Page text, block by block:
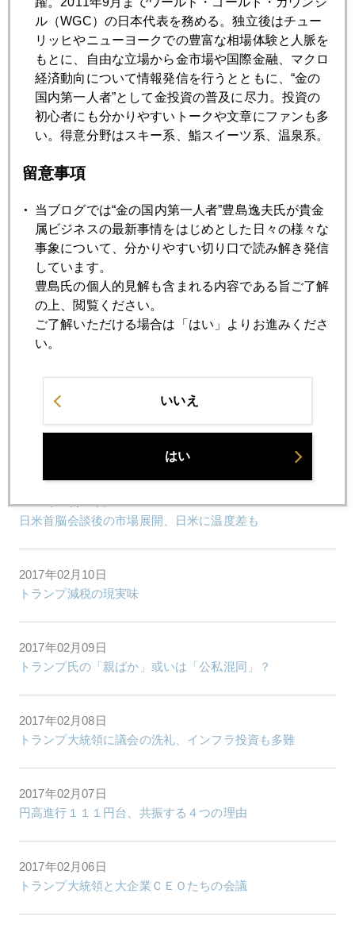
ＦＲＢ、利上げしたくても出来ない悩み
2017年02月22日
トランプ政権の内部亀裂
2017年02月21日
2017年02月17日
ＦＲＢ新理事候補は金本位制復帰論者
2017年02月16日
史上最大の金塊輸送作戦
イエレン氏からのバレンタインギフトは「円安」
2017年02月14日
2017年02月13日
日米首脳会談後の市場展開、日米に温度差も
2017年02月10日
トランプ減税の現実味
2017年02月09日
トランプ氏の「親ばか」或いは「公私混同」？
2017年02月08日
トランプ大統領に議会の洗礼、インフラ投資も多難
2017年02月07日
円高進行１１１円台、共振する４つの理由
2017年02月06日
トランプ大統領と大企業ＣＥＯたちの会議
ル（WGC）の日本代表を務める。独立後はチュー
リッヒやニューヨークでの豊富な相場体験と人脈を
もとに、自由な立場から金市場や国際金融、マクロ
経済動向について情報発信を行うとともに、“金の
国内第一人者”として金投資の普及に尽力。投資の
初心者にも分かりやすいトークや文章にファンも多
い。得意分野はスキー系、鮨スイーツ系、温泉系。
留意事項
当ブログでは“金の国内第一人者”豊島逸夫氏が貴金
属ビジネスの最新事情をはじめとした日々の様々な
事象について、分かりやすい切り口で読み解き発信
しています。
豊島氏の個人的見解も含まれる内容である旨ご了解
の上、閲覧ください。
ご了解いただける場合は「はい」よりお進みくださ
い。
いいえ
はい